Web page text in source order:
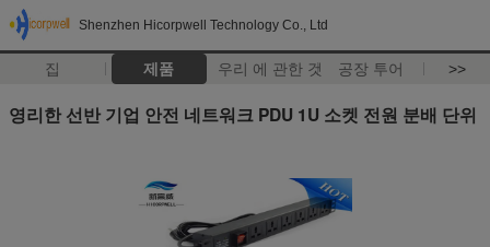
Shenzhen Hicorpwell Technology Co., Ltd
집 제품 우리 에 관한 것 공장 투어 >>
영리한 선반 기업 안전 네트워크 PDU 1U 소켓 전원 분배 단위